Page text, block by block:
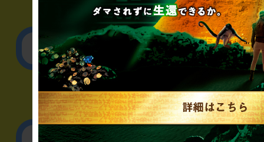
▼一般のお客様
公演内容、チケット
▼企業／法人の方